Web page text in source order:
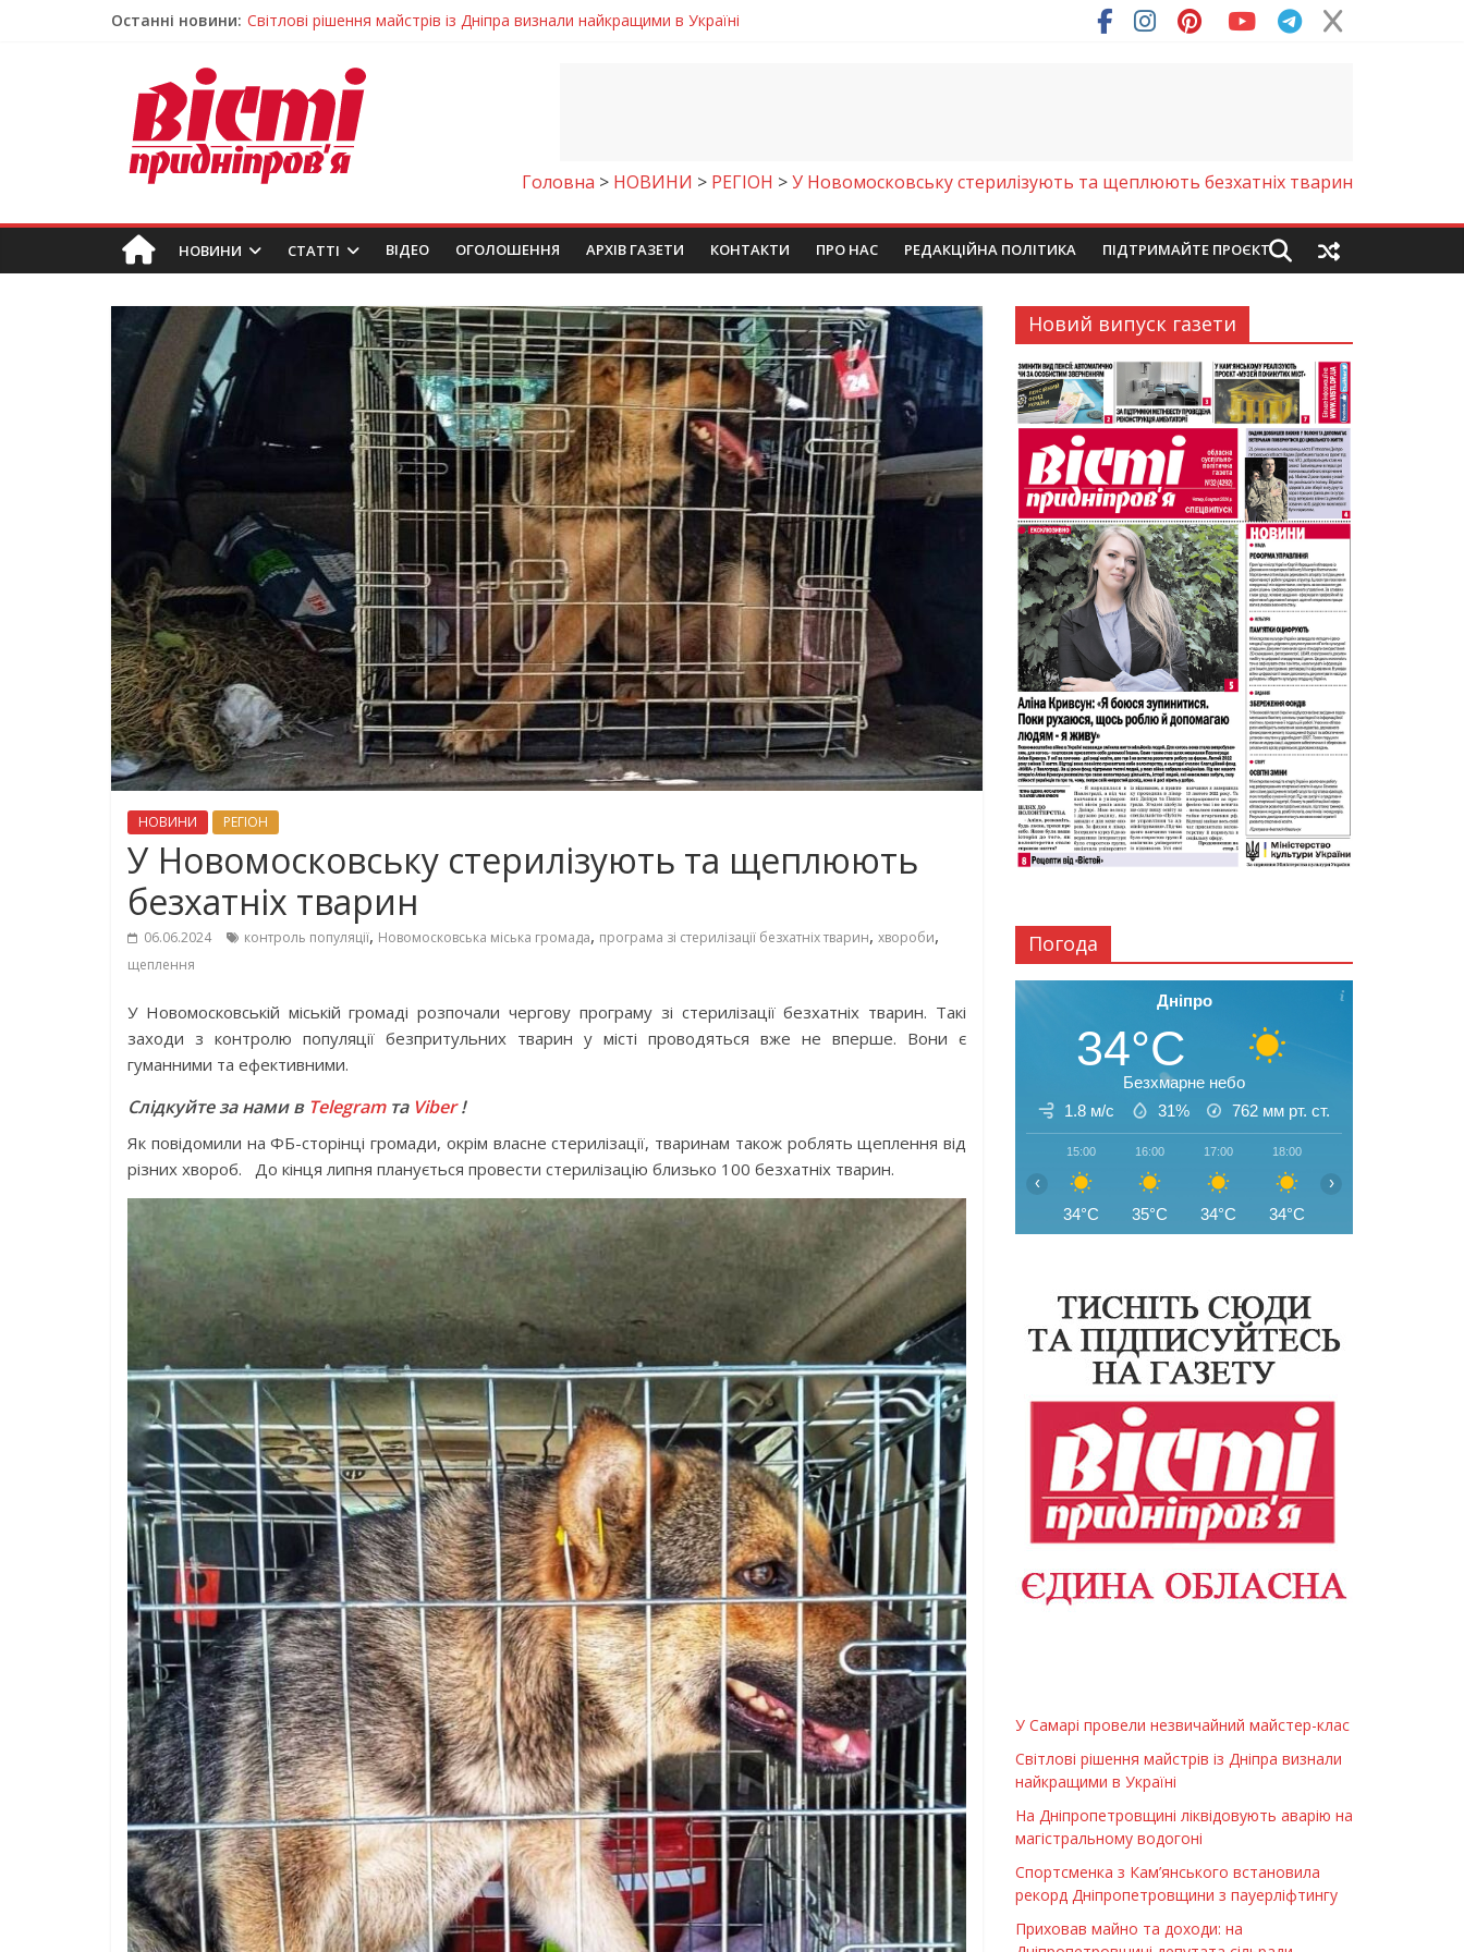
Останні новини: Світлові рішення майстрів із Дніпра визнали найкращими в Україні
Спортсменка з Кам’янського встановила рекорд Дніпропетровщини з пауерліфтингу
Приховав майно та доходи: на Дніпропетровщині депутата сільради визнали винним
У Самарі провели незвичайний майстер-клас
Головна > НОВИНИ > РЕГІОН >У Новомосковську стерилізують та щеплюють безхатніх тварин
НОВИНИ СТАТТІ ВIДЕО ОГОЛОШЕННЯ АРХІВ ГАЗЕТИ КОНТАКТИ ПРО НАС РЕДАКЦІЙНА ПОЛІТИКА ПІДТРИМАЙТЕ ПРОЄКТ
НОВИНИ РЕГІОН
У Новомосковську стерилізують та щеплюють
безхатніх тварин
06.06.2024 контроль популяції, Новомосковська міська громада, програма зі стерилізації безхатніх тварин, хвороби,
щеплення
У Новомосковській міській громаді розпочали чергову програму зі стерилізації безхатніх тварин. Такі
заходи з контролю популяції безпритульних тварин у місті проводяться вже не вперше. Вони є
гуманними та ефективними.
Слідкуйте за нами в Telegramта Viber!
Як повідомили на ФБ-сторінці громади, окрім власне стерилізації, тваринам також роблять щеплення від
різних хвороб. До кінця липня планується провести стерилізацію близько 100 безхатніх тварин.
Новий випуск газети
Погода
Дніпро
34°C
Безхмарне небо
1.8 м/с
31% 762 мм рт. ст.
15:00
34°C
16:00
35°C
17:00
34°C
18:00
34°C
‹ ›
У Самарі провели незвичайний майстер-клас
Світлові рішення майстрів із Дніпра визнали
найкращими в Україні
На Дніпропетровщині ліквідовують аварію на
магістральному водогоні
Спортсменка з Кам’янського встановила
рекорд Дніпропетровщини з пауерліфтингу
Приховав майно та доходи: на